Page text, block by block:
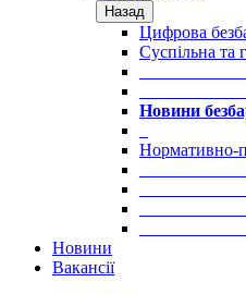
Назад
Цифрова
Суспільна та
Новини
Нормативно-
Новини
Вакансії